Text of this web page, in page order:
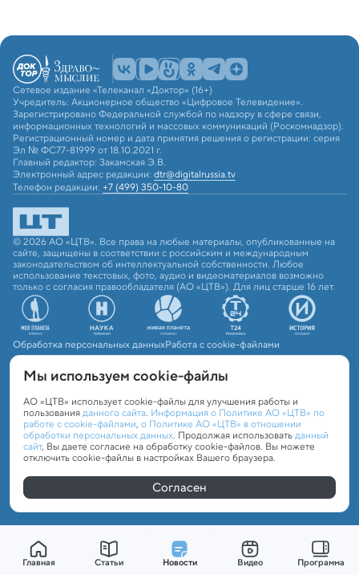
Сетевое издание «Телеканал «Доктор» (16+)
Учредитель: Акционерное общество «Цифровое Телевидение».
Зарегистрировано Федеральной службой по надзору в сфере связи,
информационных технологий и массовых коммуникаций (Роскомнадзор).
Регистрационный номер и дата принятия решения о регистрации: серия
Эл № ФС77-81999 от 18.10.2021 г.
Главный редактор: Закамская Э.В.
Электронный адрес редакции: dtr@digitalrussia.tv
Телефон редакции: +7 (499) 350-10-80
© 2026 АО «ЦТВ». Все права на любые материалы, опубликованные на
сайте, защищены в соответствии с российским и международным
законодательством об интеллектуальной собственности. Любое
использование текстовых, фото, аудио и видеоматериалов возможно
только с согласия правообладателя (АО «ЦТВ»). Для лиц старше 16 лет.
Обработка персональных данныхРабота с cookie-файлами
Мы используем сookie-файлы
АО «ЦТВ» использует cookie-файлы для улучшения работы и
пользованияданного сайта. Информация о Политике АО «ЦТВ» по
работе с cookie-файлами, о Политике АО «ЦТВ» в отношении
обработки персональных данных. Продолжая использоватьданный
сайт, Вы даете согласие на обработку cookie-файлов. Вы можете
отключить cookie-файлы в настройках Вашего браузера.
Согласен
Главная Статьи Новости Видео Программа